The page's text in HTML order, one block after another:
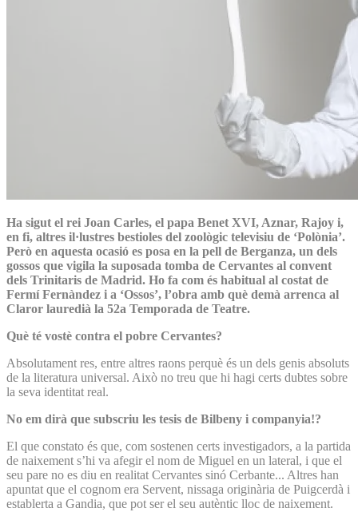
Ha sigut el rei Joan Carles, el papa Benet XVI, Aznar, Rajoy i,
en fi, altres il·lustres bestioles del zoològic televisiu de ‘Polònia’.
Però en aquesta ocasió es posa en la pell de Berganza, un dels
gossos que vigila la suposada tomba de Cervantes al convent
dels Trinitaris de Madrid. Ho fa com és habitual al costat de
Fermí Fernàndez i a ‘Ossos’, l’obra amb què demà arrenca al
Claror lauredià la 52a Temporada de Teatre.
Què té vostè contra el pobre Cervantes?
Absolutament res, entre altres raons perquè és un dels genis absoluts
de la literatura universal. Això no treu que hi hagi certs dubtes sobre
la seva identitat real.
No em dirà que subscriu les tesis de Bilbeny i companyia!?
El que constato és que, com sostenen certs investigadors, a la partida
de naixement s’hi va afegir el nom de Miguel en un lateral, i que el
seu pare no es diu en realitat Cervantes sinó Cerbante... Altres han
apuntat que el cognom era Servent, nissaga originària de Puigcerdà i
establerta a Gandia, que pot ser el seu autèntic lloc de naixement.